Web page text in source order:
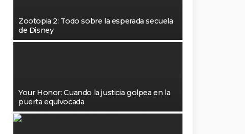
Zootopia 2: Todo sobre la esperada secuela
de Disney
Your Honor: Cuando la justicia golpea en la
puerta equivocada